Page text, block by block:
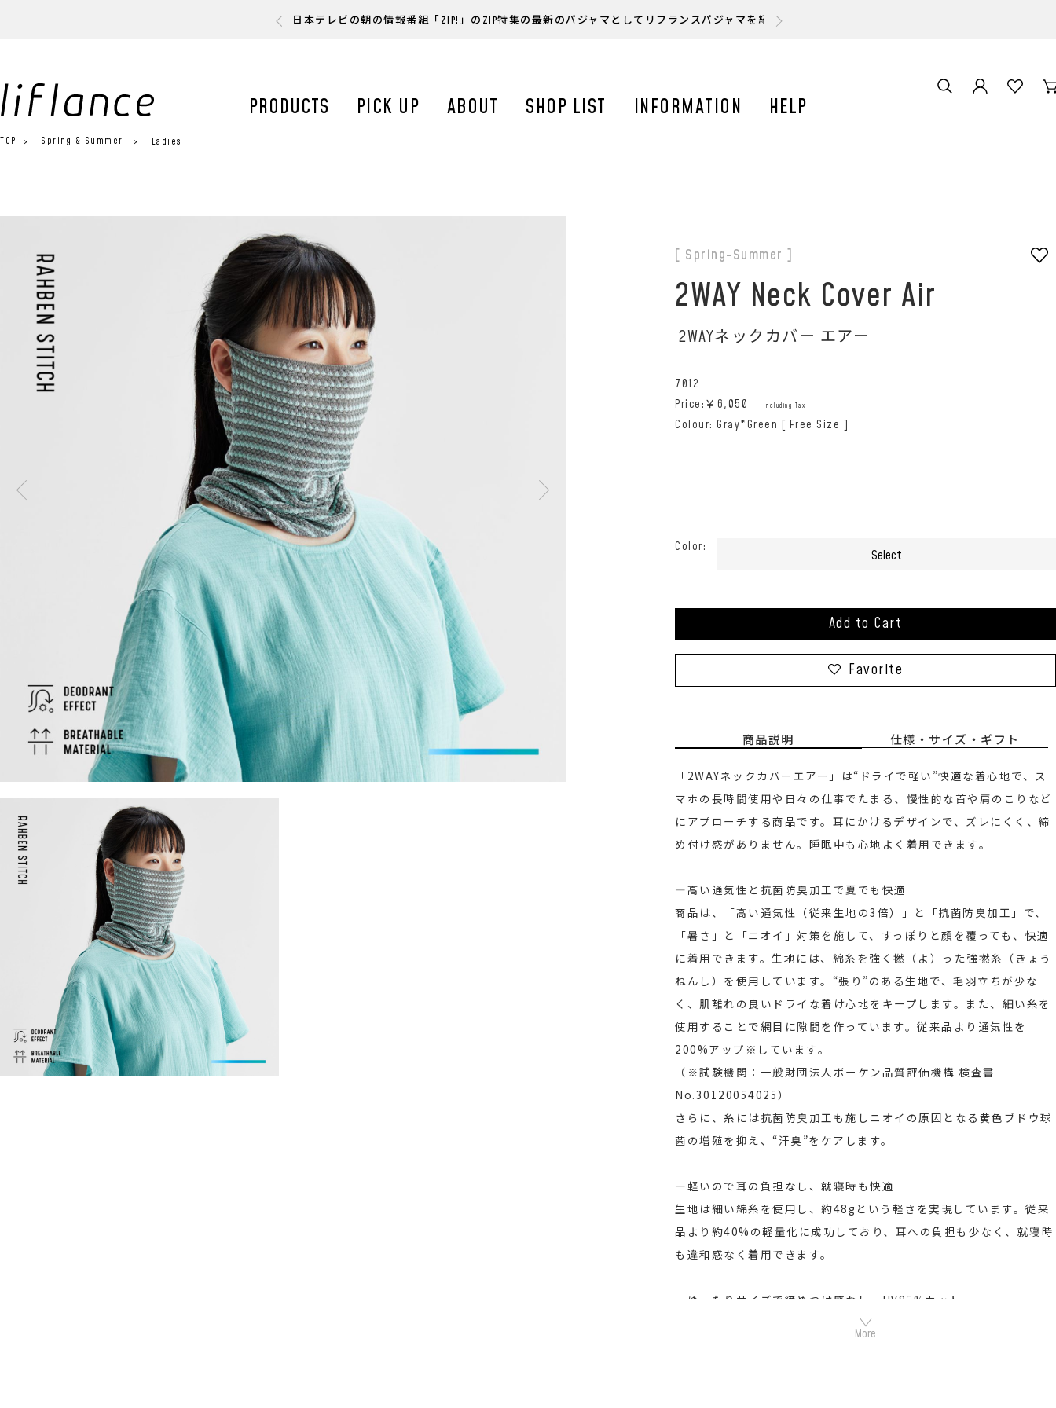
PRODUCTS PICK UP ABOUT SHOP LIST INFORMATION HELP
日本テレビの朝の情報番組「ZIP!」のZIP特集の最新のパジャマとしてリフランスパジャマを紹介いただきました。
TOP Spring & Summer Ladies
[ Spring-Summer ]
2WAY Neck Cover Air
2WAYネックカバー エアー
7012
Price:￥ 6,050 Including Tax
Colour: Gray*Green [ Free Size ]
Color:
Add to Cart
Favorite
商品説明 仕様・サイズ・ギフト
「2WAYネックカバーエアー」は“ドライで軽い”快適な着心地で、ス
マホの長時間使用や日々の仕事でたまる、慢性的な首や肩のこりなど
にアプローチする商品です。耳にかけるデザインで、ズレにくく、締
め付け感がありません。睡眠中も心地よく着用できます。
―高い通気性と抗菌防臭加工で夏でも快適
商品は、「高い通気性（従来生地の3倍）」と「抗菌防臭加工」で、
「暑さ」と「ニオイ」対策を施して、すっぽりと顔を覆っても、快適
に着用できます。生地には、綿糸を強く撚（よ）った強撚糸（きょう
ねんし）を使用しています。“張り”のある生地で、毛羽立ちが少な
く、肌離れの良いドライな着け心地をキープします。また、細い糸を
使用することで網目に隙間を作っています。従来品より通気性を
200%アップ※しています。
（※試験機関：一般財団法人ボーケン品質評価機構 検査書
No.30120054025）
さらに、糸には抗菌防臭加工も施しニオイの原因となる黄色ブドウ球
菌の増殖を抑え、“汗臭”をケアします。
―軽いので耳の負担なし、就寝時も快適
生地は細い綿糸を使用し、約48gという軽さを実現しています。従来
品より約40%の軽量化に成功しており、耳への負担も少なく、就寝時
も違和感なく着用できます。
―ゆったりサイズで締めつけ感なし、UV85%カット
大きさは縦38cm、横（口幅）25cmです。ゆったりサイズで首全体を